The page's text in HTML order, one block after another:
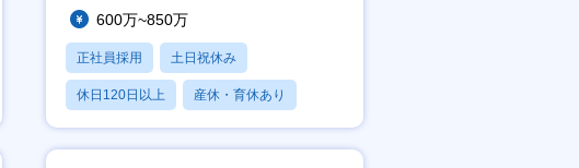
600万~850万
正社員採用 土日祝休み
休日120日以上 産休・育休あり
賞与あり